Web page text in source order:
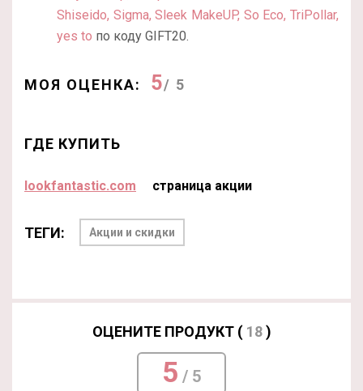
Shiseido, Sigma, Sleek MakeUP, So Eco, TriPollar,
yes to по коду GIFT20.
МОЯ ОЦЕНКА: 5/ 5
ГДЕ КУПИТЬ
lookfantastic.com страница акции
ТЕГИ: Акции и скидки
ОЦЕНИТЕ ПРОДУКТ ( 18)
5 / 5